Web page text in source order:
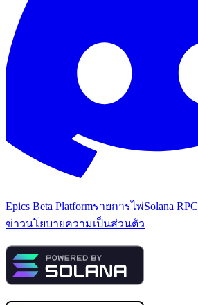
Epics Beta Platformรายการไพ่Solana RPC
ข่าวนโยบายความเป็นส่วนตัว